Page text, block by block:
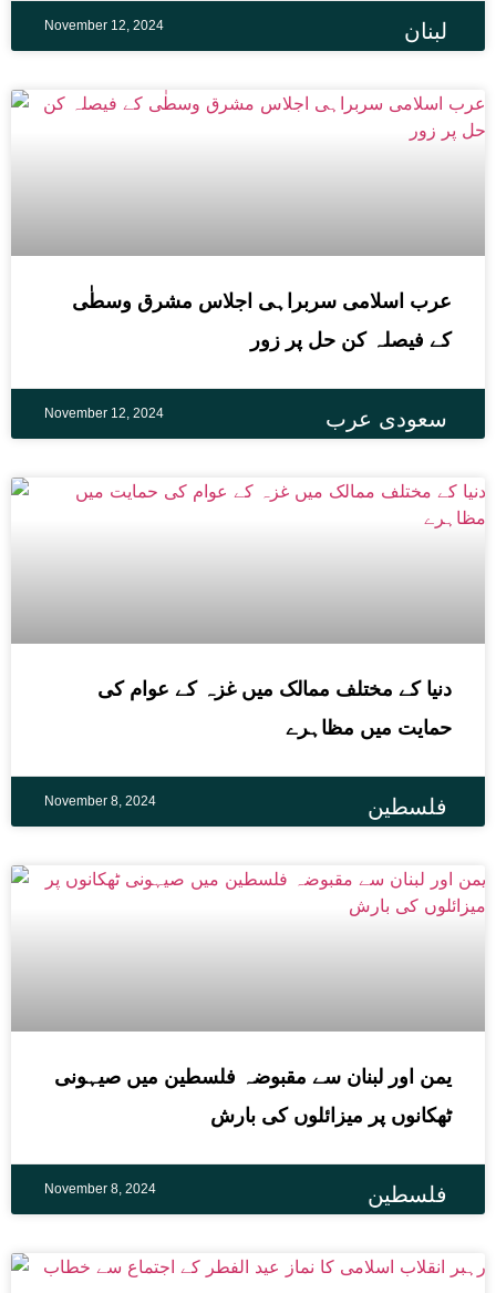
لبنان November 12, 2024
سعودی عرب
کے فیصلہ کن حل پر زور
November 12, 2024
فلسطین
دنیا کے مختلف ممالک میں غزہ کے عوام کی
حمایت میں مظاہرے
November 8, 2024
فلسطین
یمن اور لبنان سے مقبوضہ فلسطین میں صیہونی
ٹھکانوں پر میزائلوں کی بارش
November 8, 2024